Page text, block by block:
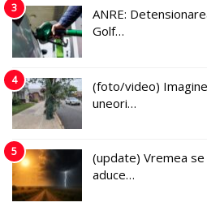
3
ANRE:
Golf…
4
(foto/video)
uneori…
5
(update) Vremea se
aduce…